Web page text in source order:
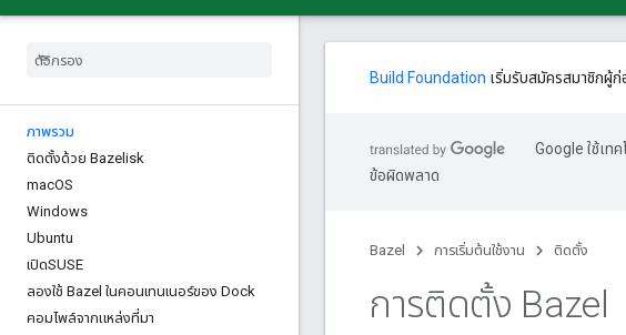
ภาพรวม
ติดตั้งด้วย Bazelisk
macOS
Windows
Ubuntu
เปิดSUSE
ลองใช้ Bazel ในคอนเทนเนอร์ของ Dock
คอมไพล์จากแหล่งที่มา
Build Foundation เริ่มรับสมัครสมาชิกผู้ก่
Google ใช้เท
ข้อผิดพลาด
Bazel การเริ่มต้นใช้งาน ติดตั้ง
การติดตั้ง Bazel